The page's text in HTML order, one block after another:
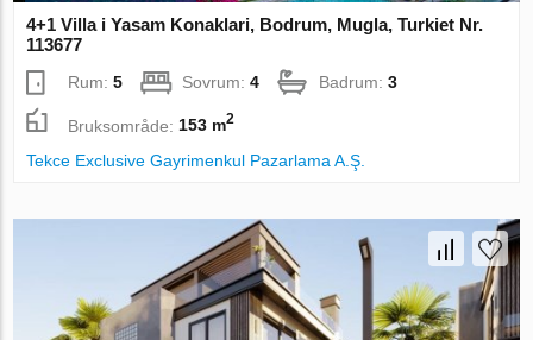
4+1 Villa i Yasam Konaklari, Bodrum, Mugla, Turkiet Nr.
113677
Rum:5 Sovrum:4 Badrum:3
Bruksområde: 153 m2
Tekce Exclusive Gayrimenkul Pazarlama A.Ş.